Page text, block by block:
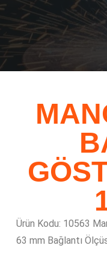
Ürün Kodu: 10563
63 mm Bağlantı